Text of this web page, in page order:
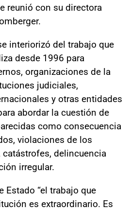
reunió con su directora
interiorizó del trabajo que
desde 1996 para
organizaciones de la
judiciales,
y otras entidades
abordar la cuestión de
como consecuencia
violaciones de los
delincuencia
irregular.
Estado “el trabajo que
es extraordinario. Es